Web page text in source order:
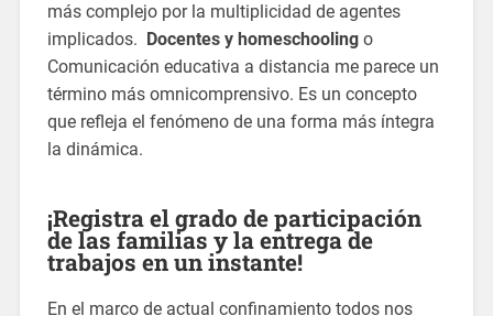
más complejo por la multiplicidad de agentes
implicados. Docentes y homeschoolingo
Comunicación educativa a distancia me parece un
término más omnicomprensivo. Es un concepto
que refleja el fenómeno de una forma más íntegra
la dinámica.
¡Registra el grado de participación
de las familias y la entrega de
trabajos en un instante!
En el marco de actual confinamiento todos nos